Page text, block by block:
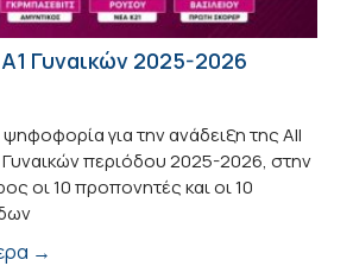
Γυναικών 2025-2026
για την ανάδειξη της All
περιόδου 2025-2026, στην
οι 10 προπονητές και οι 10
→